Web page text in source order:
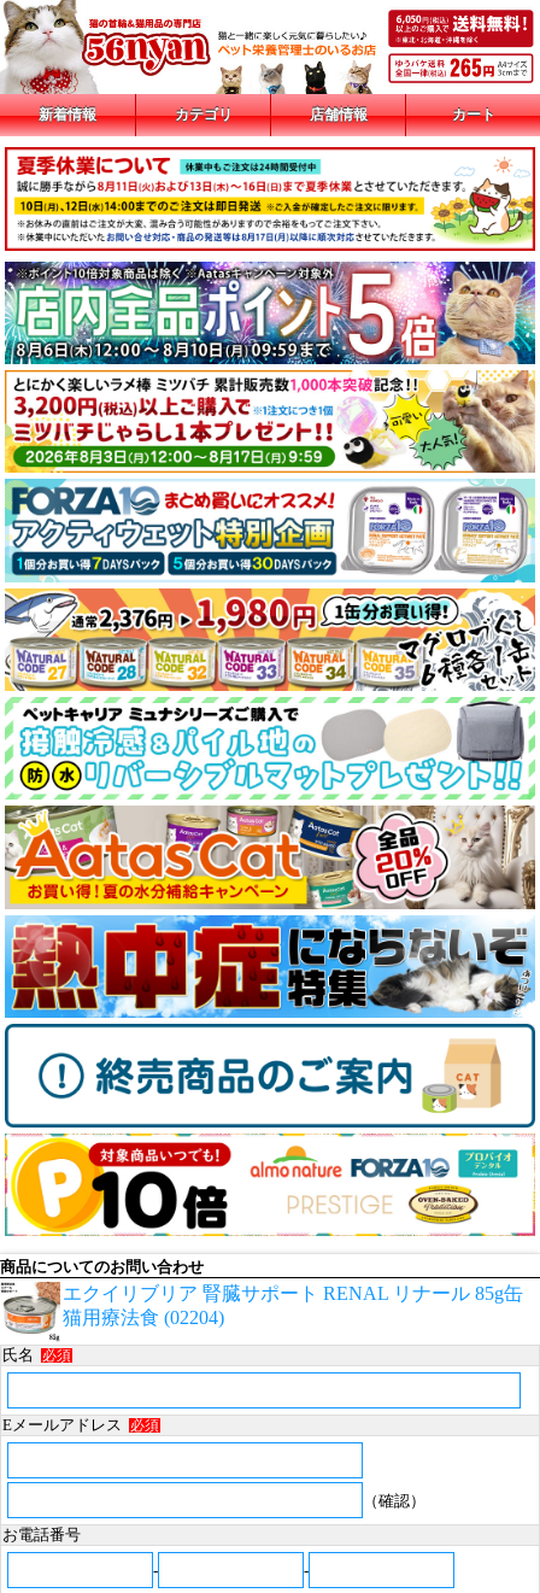
新着情報 カテゴリ 店舗情報 カート
商品についてのお問い合わせ
エクイリブリア 腎臓サポート RENAL リナール 85g缶
猫用療法食 (02204)
氏名 必須
Eメールアドレス 必須
（確認）
お電話番号
-
-